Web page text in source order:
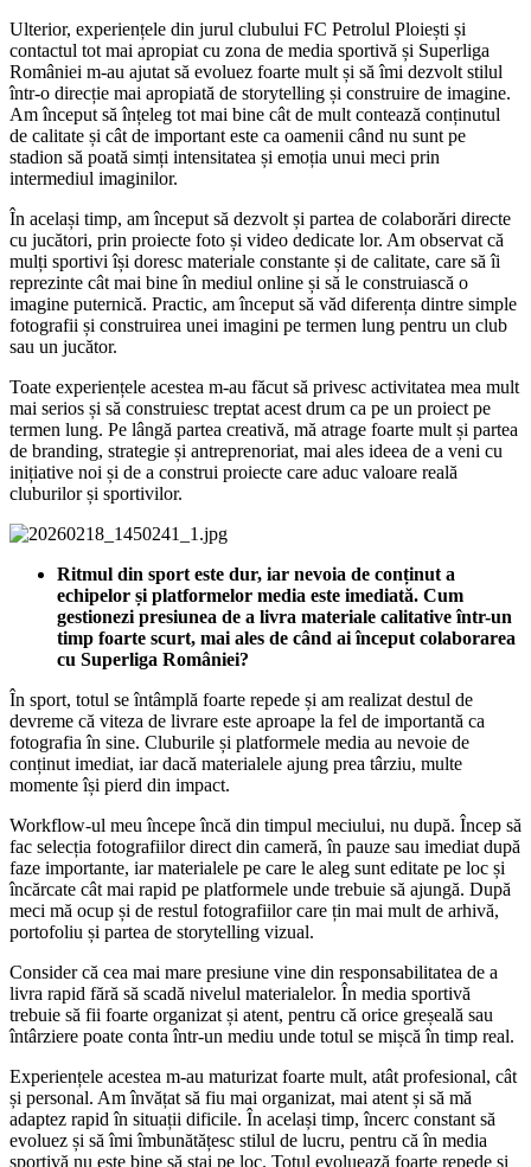
Ulterior, experiențele din jurul clubului FC Petrolul Ploiești și
contactul tot mai apropiat cu zona de media sportivă și Superliga
României m-au ajutat să evoluez foarte mult și să îmi dezvolt stilul
într-o direcție mai apropiată de storytelling și construire de imagine.
Am început să înțeleg tot mai bine cât de mult contează conținutul
de calitate și cât de important este ca oamenii când nu sunt pe
stadion să poată simți intensitatea și emoția unui meci prin
intermediul imaginilor.
În același timp, am început să dezvolt și partea de colaborări directe
cu jucători, prin proiecte foto și video dedicate lor. Am observat că
mulți sportivi își doresc materiale constante și de calitate, care să îi
reprezinte cât mai bine în mediul online și să le construiască o
imagine puternică. Practic, am început să văd diferența dintre simple
fotografii și construirea unei imagini pe termen lung pentru un club
sau un jucător.
Toate experiențele acestea m-au făcut să privesc activitatea mea mult
mai serios și să construiesc treptat acest drum ca pe un proiect pe
termen lung. Pe lângă partea creativă, mă atrage foarte mult și partea
de branding, strategie și antreprenoriat, mai ales ideea de a veni cu
inițiative noi și de a construi proiecte care aduc valoare reală
cluburilor și sportivilor.
Ritmul din sport este dur, iar nevoia de conținut a
echipelor și platformelor media este imediată. Cum
gestionezi presiunea de a livra materiale calitative într-un
timp foarte scurt, mai ales de când ai început colaborarea
cu Superliga României?
În sport, totul se întâmplă foarte repede și am realizat destul de
devreme că viteza de livrare este aproape la fel de importantă ca
fotografia în sine. Cluburile și platformele media au nevoie de
conținut imediat, iar dacă materialele ajung prea târziu, multe
momente își pierd din impact.
Workflow-ul meu începe încă din timpul meciului, nu după. Încep să
fac selecția fotografiilor direct din cameră, în pauze sau imediat după
faze importante, iar materialele pe care le aleg sunt editate pe loc și
încărcate cât mai rapid pe platformele unde trebuie să ajungă. După
meci mă ocup și de restul fotografiilor care țin mai mult de arhivă,
portofoliu și partea de storytelling vizual.
Consider că cea mai mare presiune vine din responsabilitatea de a
livra rapid fără să scadă nivelul materialelor. În media sportivă
trebuie să fii foarte organizat și atent, pentru că orice greșeală sau
întârziere poate conta într-un mediu unde totul se mișcă în timp real.
Experiențele acestea m-au maturizat foarte mult, atât profesional, cât
și personal. Am învățat să fiu mai organizat, mai atent și să mă
adaptez rapid în situații dificile. În același timp, încerc constant să
evoluez și să îmi îmbunătățesc stilul de lucru, pentru că în media
sportivă nu este bine să stai pe loc. Totul evoluează foarte repede și